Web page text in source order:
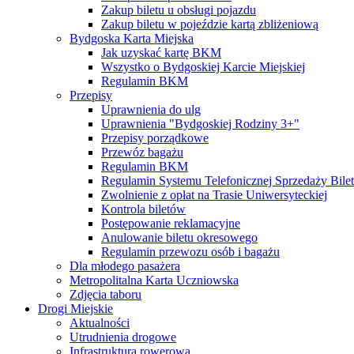
Zakup biletu u obsługi pojazdu
Zakup biletu w pojeździe kartą zbliżeniową
Bydgoska Karta Miejska
Jak uzyskać kartę BKM
Wszystko o Bydgoskiej Karcie Miejskiej
Regulamin BKM
Przepisy
Uprawnienia do ulg
Uprawnienia "Bydgoskiej Rodziny 3+"
Przepisy porządkowe
Przewóz bagażu
Regulamin BKM
Regulamin Systemu Telefonicznej Sprzedaży
Zwolnienie z opłat na Trasie Uniwersyteckiej
Kontrola biletów
Postępowanie reklamacyjne
Anulowanie biletu okresowego
Regulamin przewozu osób i bagażu
Dla młodego pasażera
Metropolitalna Karta Uczniowska
Zdjęcia taboru
Drogi Miejskie
Aktualności
Utrudnienia drogowe
Infrastruktura rowerowa